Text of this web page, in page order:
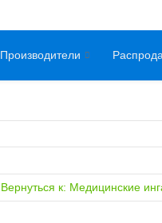
Производители
Вернуться к: Медицинские